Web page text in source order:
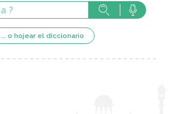
... o hojear el diccionario